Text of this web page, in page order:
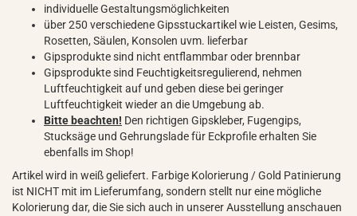
individuelle Gestaltungsmöglichkeiten
über 250 verschiedene Gipsstuckartikel wie Leisten, Gesims,
Rosetten, Säulen, Konsolen uvm. lieferbar
Gipsprodukte sind nicht entflammbar oder brennbar
Gipsprodukte sind Feuchtigkeitsregulierend, nehmen
Luftfeuchtigkeit auf und geben diese bei geringer
Luftfeuchtigkeit wieder an die Umgebung ab.
Bitte beachten! Den richtigen Gipskleber, Fugengips,
Stucksäge und Gehrungslade für Eckprofile erhalten Sie
ebenfalls im Shop!
Artikel wird in weiß geliefert. Farbige Kolorierung / Gold Patinierung
ist NICHT mit im Lieferumfang, sondern stellt nur eine mögliche
Kolorierung dar, die Sie sich auch in unserer Ausstellung anschauen